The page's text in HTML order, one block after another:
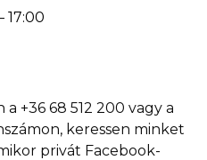
17:00
+36 68 512 200 vagy a
keressen minket
privát Facebook-